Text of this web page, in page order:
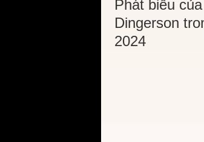
Phát biểu
Dingerson
2024